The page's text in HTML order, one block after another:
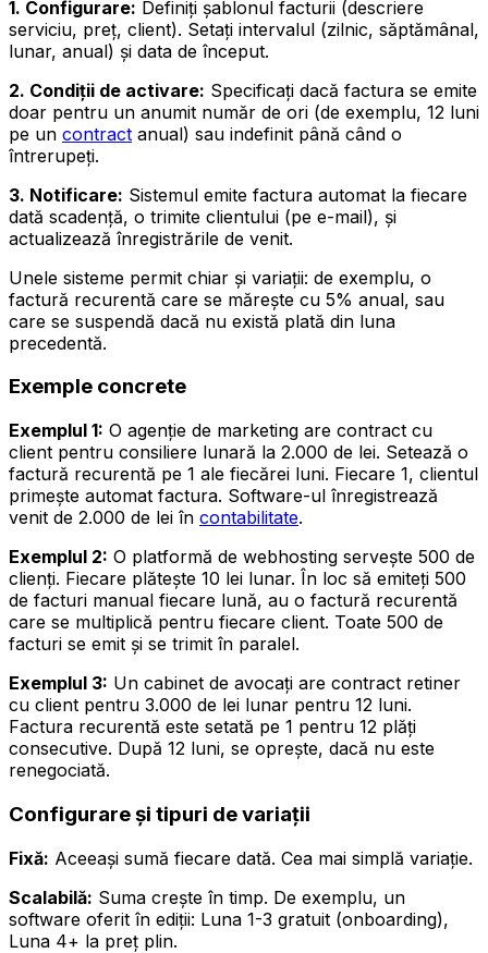
1. Configurare: Definiți șablonul facturii (descriere
serviciu, preț, client). Setați intervalul (zilnic, săptămânal,
lunar, anual) și data de început.
2. Condiții de activare: Specificați dacă factura se emite
doar pentru un anumit număr de ori (de exemplu, 12 luni
pe un contract anual) sau indefinit până când o
întrerupeți.
3. Notificare: Sistemul emite factura automat la fiecare
dată scadență, o trimite clientului (pe e-mail), și
actualizează înregistrările de venit.
Unele sisteme permit chiar și variații: de exemplu, o
factură recurentă care se mărește cu 5% anual, sau
care se suspendă dacă nu există plată din luna
precedentă.
Exemple concrete
Exemplul 1: O agenție de marketing are contract cu
client pentru consiliere lunară la 2.000 de lei. Setează o
factură recurentă pe 1 ale fiecărei luni. Fiecare 1, clientul
primește automat factura. Software-ul înregistrează
venit de 2.000 de lei în contabilitate.
Exemplul 2: O platformă de webhosting servește 500 de
clienți. Fiecare plătește 10 lei lunar. În loc să emiteți 500
de facturi manual fiecare lună, au o factură recurentă
care se multiplică pentru fiecare client. Toate 500 de
facturi se emit și se trimit în paralel.
Exemplul 3: Un cabinet de avocați are contract retiner
cu client pentru 3.000 de lei lunar pentru 12 luni.
Factura recurentă este setată pe 1 pentru 12 plăți
consecutive. După 12 luni, se oprește, dacă nu este
renegociată.
Configurare și tipuri de variații
Fixă: Aceeași sumă fiecare dată. Cea mai simplă variație.
Scalabilă: Suma crește în timp. De exemplu, un
software oferit în ediții: Luna 1-3 gratuit (onboarding),
Luna 4+ la preț plin.